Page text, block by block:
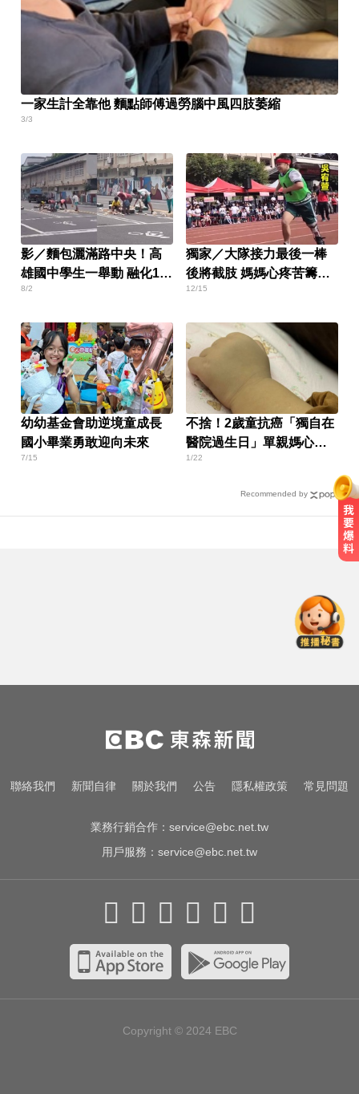
一家生計全靠他 麵點師傅過勞腦中風四肢萎縮
3/3
影／麵包灑滿路中央！高
雄國中學生一舉動 融化11
萬網友
8/2
獨家／大隊接力最後一棒
後將截肢 媽媽心疼苦籌醫
療費用
12/15
幼幼基金會助逆境童成長
國小畢業勇敢迎向未來
7/15
不捨！2歲童抗癌「獨自在
醫院過生日」單親媽心碎
求助
1/22
Recommended by
播中輕生
南韓熱浪19死！ 總統李在明宣布：
列國家災難
愛玩車／採對開車門 Genesis GV90
聯絡我們 新聞自律 關於我們 公告 隱私權政策 常見問題
業務行銷合作： service@ebc.net.tw
用戶服務： service@ebc.net.tw
Copyright © 2024 EBC